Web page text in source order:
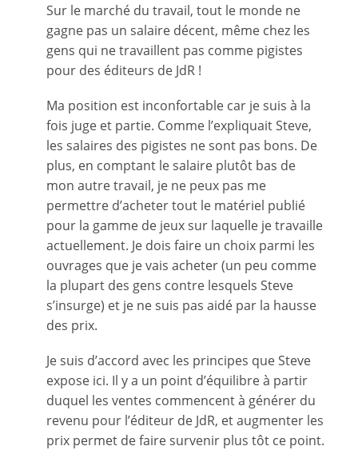
Sur le marché du travail, tout le monde ne
gagne pas un salaire décent, même chez les
gens qui ne travaillent pas comme pigistes
pour des éditeurs de JdR !
Ma position est inconfortable car je suis à la
fois juge et partie. Comme l’expliquait Steve,
les salaires des pigistes ne sont pas bons. De
plus, en comptant le salaire plutôt bas de
mon autre travail, je ne peux pas me
permettre d’acheter tout le matériel publié
pour la gamme de jeux sur laquelle je travaille
actuellement. Je dois faire un choix parmi les
ouvrages que je vais acheter (un peu comme
la plupart des gens contre lesquels Steve
s’insurge) et je ne suis pas aidé par la hausse
des prix.
Je suis d’accord avec les principes que Steve
expose ici. Il y a un point d’équilibre à partir
duquel les ventes commencent à générer du
revenu pour l’éditeur de JdR, et augmenter les
prix permet de faire survenir plus tôt ce point.